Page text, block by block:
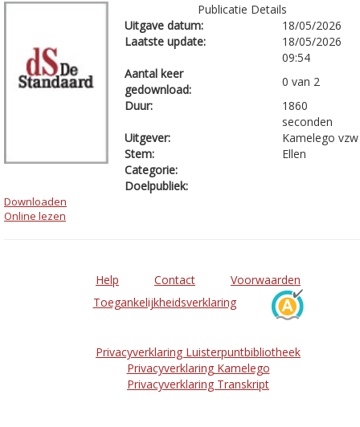
Publicatie Details
Uitgave datum:
18/05/2026
Laatste update:
18/05/2026
09:54
Aantal keer
gedownload:
0 van 2
Duur:
1860
seconden
Uitgever:
Kamelego vzw
Stem:
Ellen
Categorie:
Doelpubliek:
Downloaden
Online lezen
Help Contact
Voorwaarden
Toegankelijkheidsverklaring
Privacyverklaring Luisterpuntbibliotheek
Privacyverklaring Kamelego
Privacyverklaring Transkript